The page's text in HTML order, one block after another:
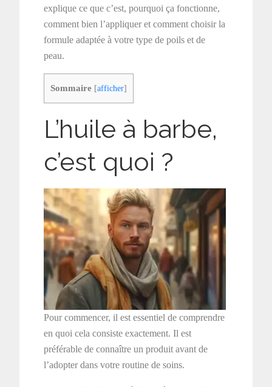
explique ce que c’est, pourquoi ça fonctionne,
comment bien l’appliquer et comment choisir la
formule adaptée à votre type de poils et de
peau.
Sommaire [afficher]
L’huile à barbe,
c’est quoi ?
Pour commencer, il est essentiel de comprendre
en quoi cela consiste exactement. Il est
préférable de connaître un produit avant de
l’adopter dans votre routine de soins.